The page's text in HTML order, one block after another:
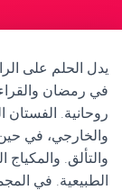
يدل الحلم على
في رمضان
روحانية. الفستان
والخارجي، في
والتألق.
الطبيعية. في